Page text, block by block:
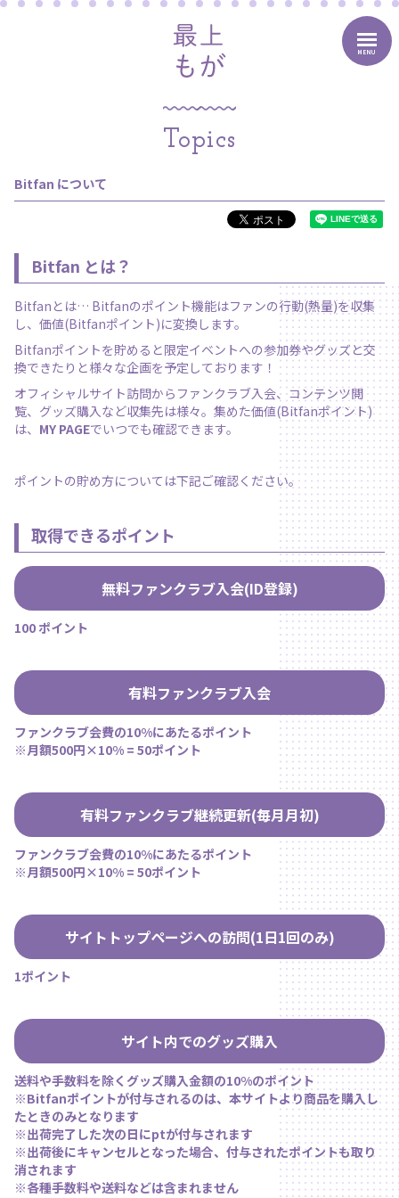
MENU
Topics
Bitfan について
Bitfan とは？
Bitfanとは… Bitfanのポイント機能はファンの行動(熱量)を収集
し、価値(Bitfanポイント)に変換します。
Bitfanポイントを貯めると限定イベントへの参加券やグッズと交
換できたりと様々な企画を予定しております！
オフィシャルサイト訪問からファンクラブ入会、コンテンツ閲
覧、グッズ購入など収集先は様々。集めた価値(Bitfanポイント)
は、 MY PAGEでいつでも確認できます。
ポイントの貯め方については下記ご確認ください。
取得できるポイント
無料ファンクラブ入会(ID登録)
100 ポイント
有料ファンクラブ入会
ファンクラブ会費の10%にあたるポイント
※月額500円×10% = 50ポイント
有料ファンクラブ継続更新(毎月月初)
ファンクラブ会費の10%にあたるポイント
※月額500円×10% = 50ポイント
サイトトップページへの訪問(1日1回のみ)
1ポイント
サイト内でのグッズ購入
送料や手数料を除くグッズ購入金額の10%のポイント
※Bitfanポイントが付与されるのは、 本サイトより商品を購入し
たときのみとなります
※出荷完了した次の日にptが付与されます
※出荷後にキャンセルとなった場合、付与されたポイントも取り
消されます
※各種手数料や送料などは含まれません